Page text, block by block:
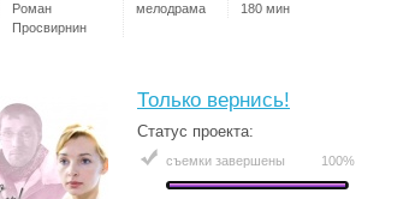
Роман
Просвирнин
мелодрама
180 мин
Только вернись!
Статус проекта:
съемки завершены 100%